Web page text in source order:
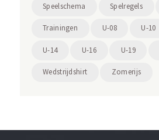
Speelschema Spelregels
Trainingen U-08 U-10
U-14 U-16 U-19
Wedstrijdshirt Zomerijs